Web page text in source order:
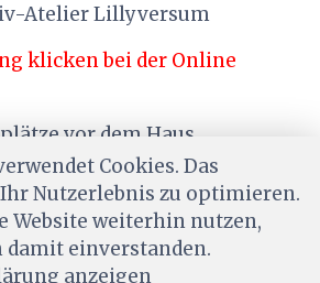
Atelier Lillyversum
klicken bei der Online
vor dem Haus
Cookies. Das
Nutzerlebnis zu optimieren.
Website weiterhin nutzen,
damit einverstanden.
anzeigen